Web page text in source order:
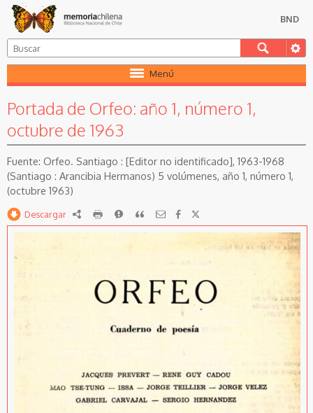
BND
Menú
Portada de Orfeo: año 1, número 1,
octubre de 1963
Orfeo. Santiago : [Editor no identificado], 1963-1968
(Santiago : Arancibia Hermanos) 5 volúmenes, año 1, número 1,
(octubre 1963)
Descargar RDF imprimirReportarCitar